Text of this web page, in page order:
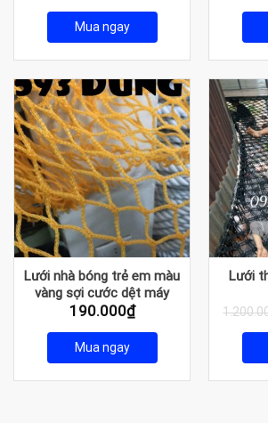
Mua ngay
Lưới nhà bóng trẻ em màu
vàng sợi cước dệt máy
190.000₫
Mua ngay
Lưới